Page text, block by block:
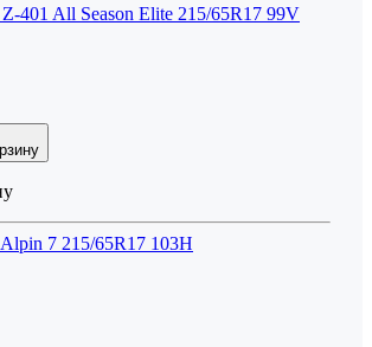
Z-401 All Season Elite 215/65R17 99V
7 215/65R17 103H